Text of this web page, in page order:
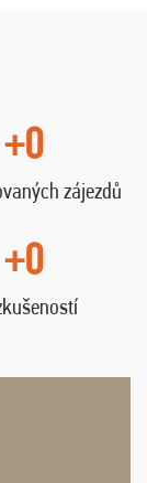
+0
zájezdů
+0